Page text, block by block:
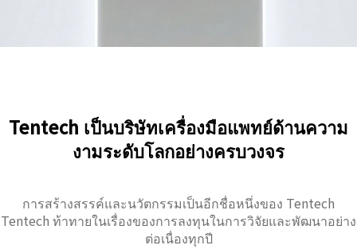
Tentech เป็นบริษัทเครื่องมือแพทย์ด้านความ
งามระดับโลกอย่างครบวงจร
การสร้างสรรค์และนวัตกรรมเป็นอีกชื่อหนึ่งของ Tentech
Tentech ท้าทายในเรื่องของการลงทุนในการวิจัยและพัฒนาอย่าง
ต่อเนื่องทุกปี